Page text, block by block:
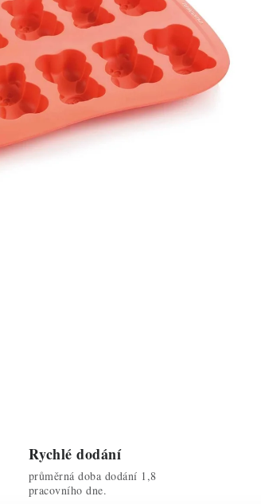
Rychlé dodání
průměrná doba dodání 1,8
pracovního dne.